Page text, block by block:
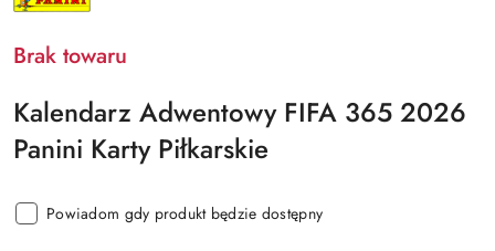
PRODUCENTA:
Brak towaru
Kalendarz Adwentowy FIFA 365 2026
Panini Karty Piłkarskie
Powiadom gdy produkt będzie dostępny